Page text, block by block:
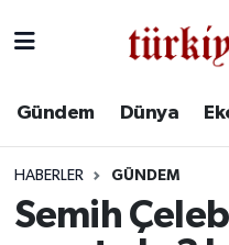
Gündem Dünya
HABERLER GÜNDEM
Semih
Ekonomi
Süper Lig Puan